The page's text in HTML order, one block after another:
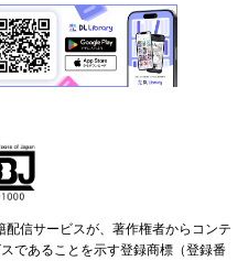
信サービスが、著作権者からコンテ
であることを示す登録商標（登録番